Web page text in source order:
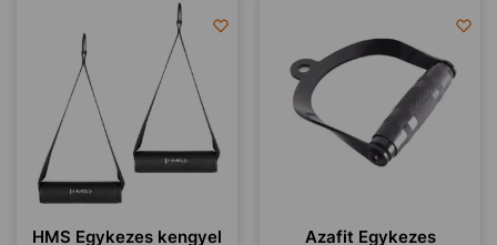
HMS Egykezes kengyel
Azafit Egykezes